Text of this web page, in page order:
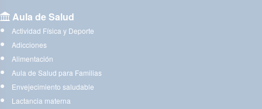
Aula de Salud
Actividad Física y Deporte
Adicciones
Alimentación
Aula de Salud para Familias
Envejecimiento saludable
Lactancia materna